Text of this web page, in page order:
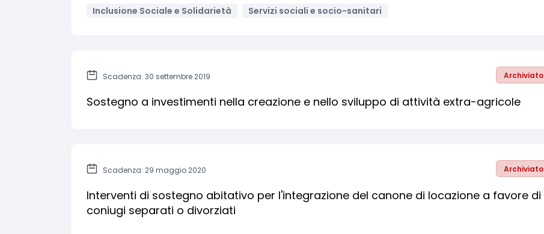
Inclusione Sociale e Solidarietà Servizi sociali e socio-sanitari
Scadenza: 30 settembre 2019 Archiviato
Sostegno a investimenti nella creazione e nello sviluppo di attività extra-agricole
Scadenza: 29 maggio 2020 Archiviato
Interventi di sostegno abitativo per l'integrazione del canone di locazione a favore di
coniugi separati o divorziati